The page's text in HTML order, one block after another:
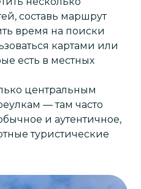
составь маршрут
время на поиски
картами или
есть в местных
центральным
— там часто
и аутентичное,
туристические